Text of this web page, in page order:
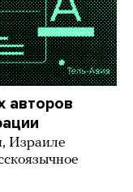
авторов
Израиле